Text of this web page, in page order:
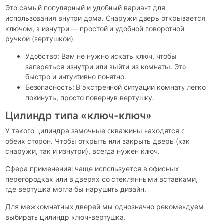
Это самый популярный и удобный вариант для
использования внутри дома. Снаружи дверь открывается
ключом, а изнутри — простой и удобной поворотной
ручкой (вертушкой).
Удобство: Вам не нужно искать ключ, чтобы
запереться изнутри или выйти из комнаты. Это
быстро и интуитивно понятно.
Безопасность: В экстренной ситуации комнату легко
покинуть, просто повернув вертушку.
Цилиндр типа «ключ-ключ»
У такого цилиндра замочные скважины находятся с
обеих сторон. Чтобы открыть или закрыть дверь (как
снаружи, так и изнутри), всегда нужен ключ.
Сфера применения: чаще используется в офисных
перегородках или в дверях со стеклянными вставками,
где вертушка могла бы нарушить дизайн.
Для межкомнатных дверей мы однозначно рекомендуем
выбирать цилиндр ключ-вертушка.